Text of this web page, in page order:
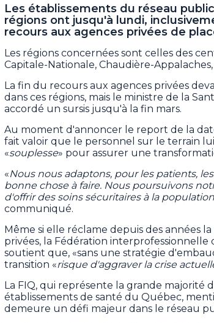
Les établissements du réseau
régions ont jusqu'à lundi,
recours aux agences privées de
Les régions concernées sont celles des
Capitale-Nationale, Chaudière-
La fin du recours aux agences privées
dans ces régions, mais le ministre de la
accordé un sursis jusqu'à la fin mars.
Au moment d'annoncer le report de la
fait valoir que le personnel sur le terrain
«souplesse» pour assurer une
«Nous nous adaptons, pour les patients,
bonne chose à faire. Nous poursuivons
d'offrir des soins sécuritaires à la population
communiqué.
Même si elle réclame depuis des années
privées, la Fédération interprofessionnelle
soutient que, «sans une stratégie
transition «risque d'aggraver la crise
La FIQ, qui représente la grande majorité
établissements de santé du Québec,
demeure un défi majeur dans le réseau